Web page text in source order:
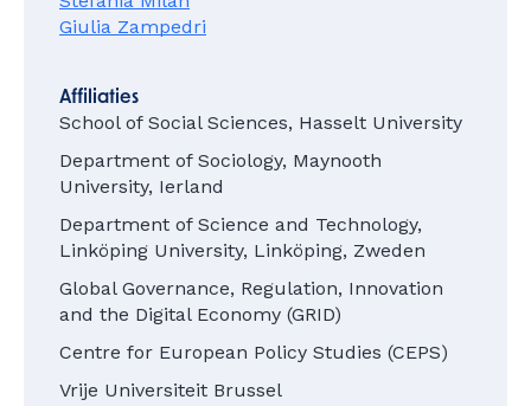
Giulia Zampedri
Affiliaties
School of Social Sciences, Hasselt University
Department of Sociology, Maynooth
University, Ierland
Department of Science and Technology,
Linköping University, Linköping, Zweden
Global Governance, Regulation, Innovation
and the Digital Economy (GRID)
Centre for European Policy Studies (CEPS)
Vrije Universiteit Brussel